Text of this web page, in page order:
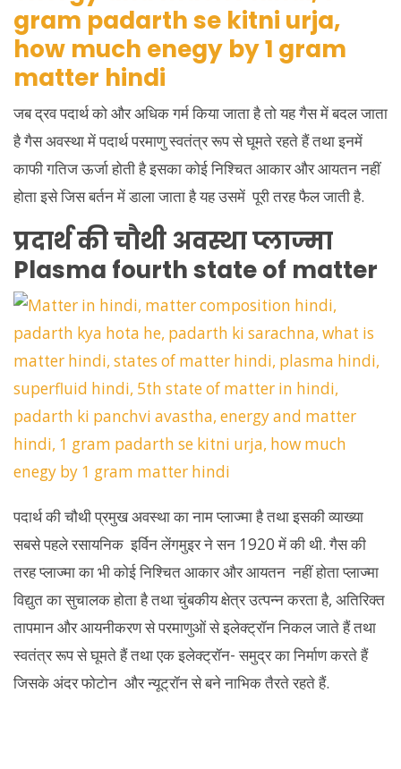
जब द्रव पदार्थ को और अधिक गर्म किया जाता है तो यह गैस में बदल जाता
है गैस अवस्था में पदार्थ परमाणु स्वतंत्र रूप से घूमते रहते हैं तथा इनमें
काफी गतिज ऊर्जा होती है इसका कोई निश्चित आकार और आयतन नहीं
होता इसे जिस बर्तन में डाला जाता है यह उसमें पूरी तरह फैल जाती है.
प्रदार्थ की चौथी अवस्था प्लाज्मा
Plasma fourth state of matter
पदार्थ की चौथी प्रमुख अवस्था का नाम प्लाज्मा है तथा इसकी व्याख्या
सबसे पहले रसायनिक इर्विन लेंगमुइर ने सन 1920 में की थी. गैस की
तरह प्लाज्मा का भी कोई निश्चित आकार और आयतन नहीं होता प्लाज्मा
विद्युत का सुचालक होता है तथा चुंबकीय क्षेत्र उत्पन्न करता है, अतिरिक्त
तापमान और आयनीकरण से परमाणुओं से इलेक्ट्रॉन निकल जाते हैं तथा
स्वतंत्र रूप से घूमते हैं तथा एक इलेक्ट्रॉन- समुद्र का निर्माण करते हैं
जिसके अंदर फोटोन और न्यूट्रॉन से बने नाभिक तैरते रहते हैं.